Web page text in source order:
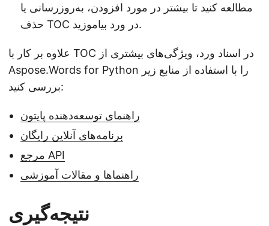
مطالعه کنید تا بیشتر در مورد افزودن، به‌روزرسانی یا
حذف TOC در ورد بیاموزید.
علاوه بر کار با TOC در اسناد ورد، ویژگی‌های بیشتری از
Aspose.Words for Python را با استفاده از منابع زیر
بررسی کنید:
راهنمای توسعه‌دهنده پایتون
برنامه‌های آنلاین رایگان
مرجع API
راهنماها و مقالات آموزشی
نتیجه‌گیری